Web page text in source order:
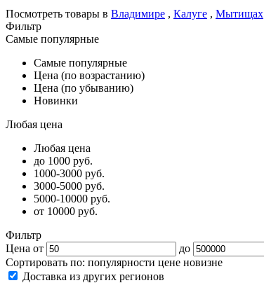
Посмотреть товары в Владимире , Калуге , Мытищах
Фильтр
Самые популярные
Самые популярные
Цена (по возрастанию)
Цена (по убыванию)
Новинки
Любая цена
Любая цена
до 1000 руб.
1000-3000 руб.
3000-5000 руб.
5000-10000 руб.
от 10000 руб.
Фильтр
Цена от
до
Сортировать по: популярности цене новизне
Доставка из других регионов